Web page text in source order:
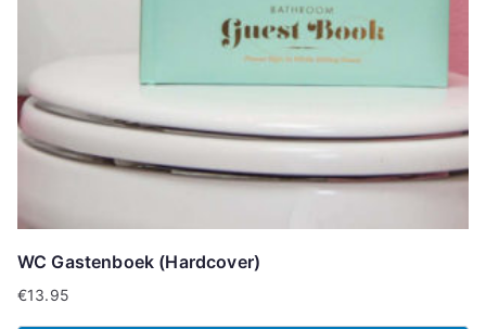
WC Gastenboek (Hardcover)
€13.95